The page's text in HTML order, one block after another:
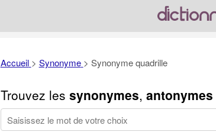
Accueil > Synonyme > Synonyme quadrille
Trouvez les synonymes, antonymes